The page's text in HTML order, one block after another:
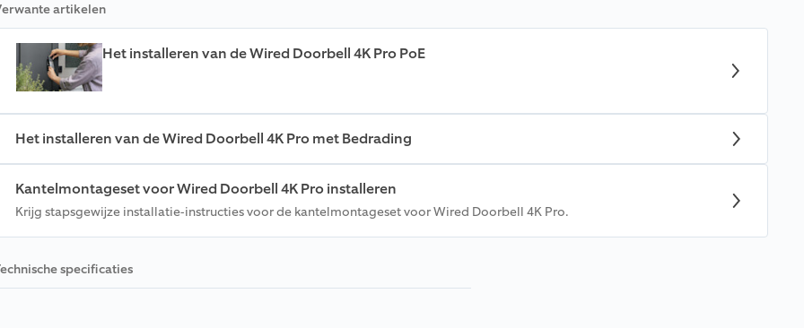
artikelen
Het installeren van de Wired Doorbell 4K Pro PoE
Het installeren van de Wired Doorbell 4K Pro met Bedrading
Kantelmontageset voor Wired Doorbell 4K Pro installeren
Krijg stapsgewijze installatie-instructies voor de kantelmontageset voor Wired Doorbell 4K Pro.
specificaties